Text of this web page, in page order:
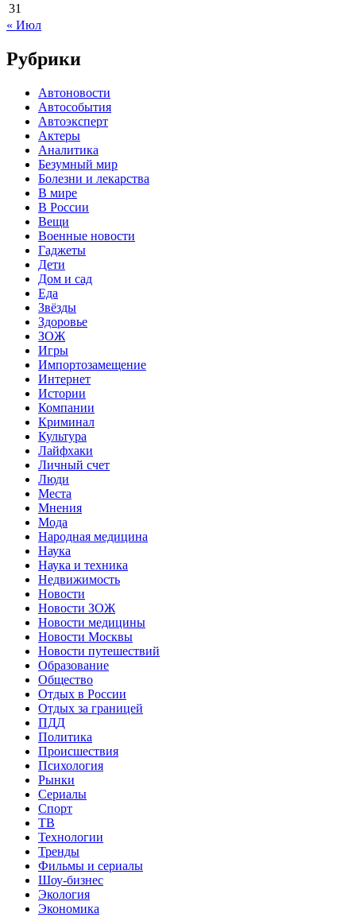
31
« Июл
Рубрики
Автоновости
Автособытия
Автоэксперт
Актеры
Аналитика
Безумный мир
Болезни и лекарства
В мире
В России
Вещи
Военные новости
Гаджеты
Дети
Дом и сад
Еда
Звёзды
Здоровье
ЗОЖ
Игры
Импортозамещение
Интернет
Истории
Компании
Криминал
Культура
Лайфхаки
Личный счет
Люди
Места
Мнения
Мода
Народная медицина
Наука
Наука и техника
Недвижимость
Новости
Новости ЗОЖ
Новости медицины
Новости Москвы
Новости путешествий
Образование
Общество
Отдых в России
Отдых за границей
ПДД
Политика
Происшествия
Психология
Рынки
Сериалы
Спорт
ТВ
Технологии
Тренды
Фильмы и сериалы
Шоу-бизнес
Экология
Экономика